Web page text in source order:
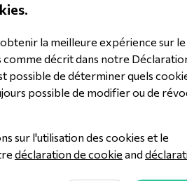
Signalisation audio
la meilleure expérience sur
décrit dans notre
possible de déterminer quels
possible de modifier ou de
sur l'utilisation des cookies et le
déclaration de cookie and